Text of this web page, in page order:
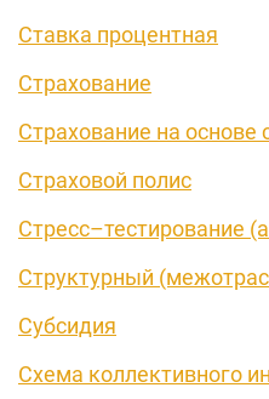
Ставка процентная
Страхование
Страхование на основе
Страховой полис
Стресс–тестирование
Структурный
Субсидия
Схема коллективного